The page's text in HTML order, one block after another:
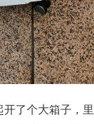
了个大箱子，